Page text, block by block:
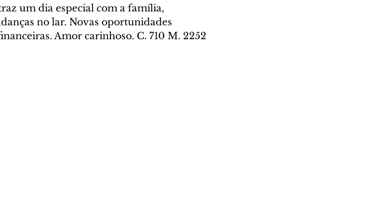
um dia especial com a família,
no lar. Novas oportunidades
Amor carinhoso. C. 710 M. 2252